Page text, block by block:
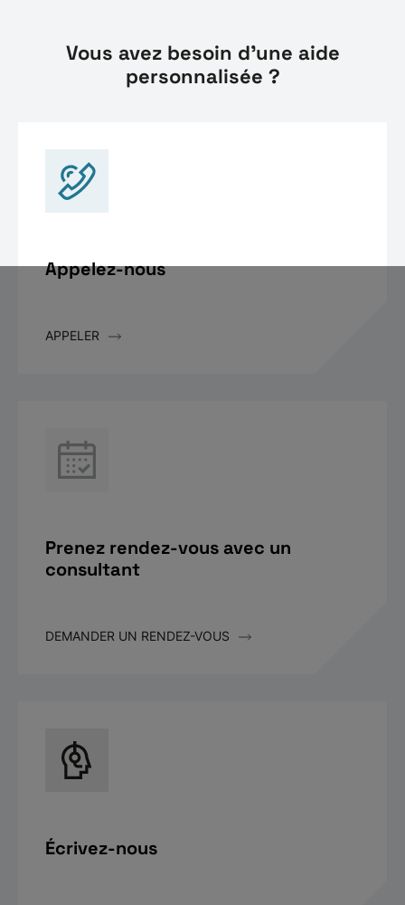
Vous avez besoin d'une aide
personnalisée ?
Appelez-nous
APPELER
Prenez rendez-vous avec un
consultant
DEMANDER UN RENDEZ-VOUS
Écrivez-nous